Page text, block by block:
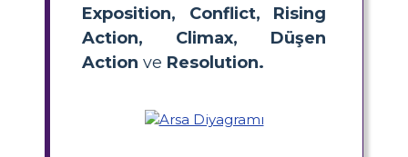
Exposition, Conflict, Rising
Action, Climax, Düşen
Action ve Resolution.